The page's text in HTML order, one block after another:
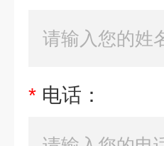
* 电话：